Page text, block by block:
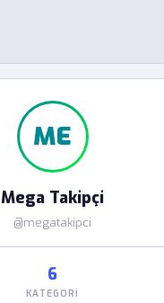
ME
Mega Takipçi
@megatakipci
6
KATEGORI